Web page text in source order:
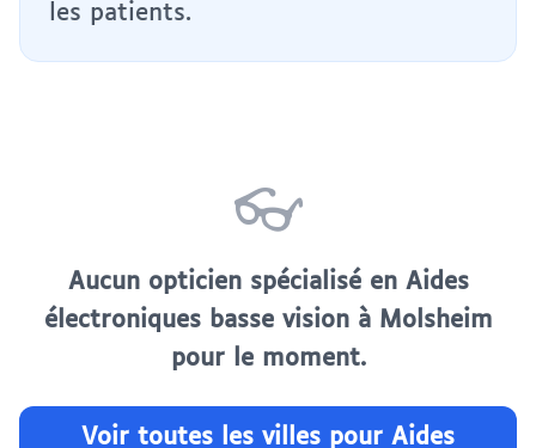
les patients.
👓
Aucun opticien spécialisé en Aides
électroniques basse vision à Molsheim
pour le moment.
Voir toutes les villes pour Aides